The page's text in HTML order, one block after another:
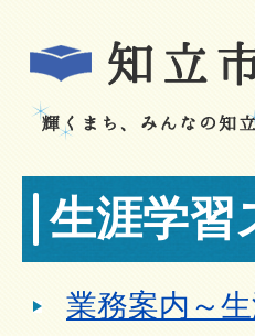
生涯学習
業務案内～